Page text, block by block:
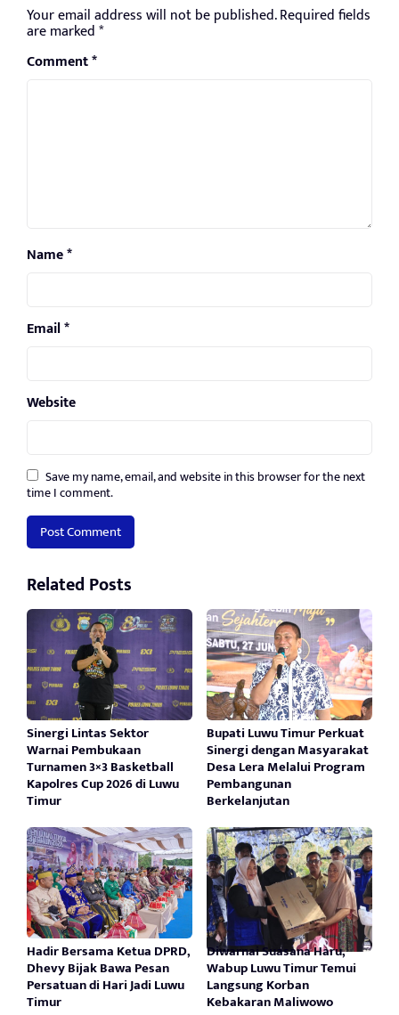
Your email address will not be published.Required fields
are marked*
Comment*
Name*
Email*
Website
Save my name, email, and website in this browser for the next
time I comment.
Related Posts
Sinergi Lintas Sektor
Warnai Pembukaan
Turnamen 3×3 Basketball
Kapolres Cup 2026 di Luwu
Timur
Bupati Luwu Timur Perkuat
Sinergi dengan Masyarakat
Desa Lera Melalui Program
Pembangunan
Berkelanjutan
Hadir Bersama Ketua DPRD,
Dhevy Bijak Bawa Pesan
Persatuan di Hari Jadi Luwu
Timur
Diwarnai Suasana Haru,
Wabup Luwu Timur Temui
Langsung Korban
Kebakaran Maliwowo